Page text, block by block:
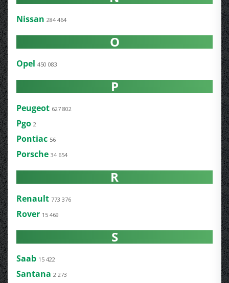
Nissan 284 464
O
Opel 450 083
P
Peugeot 627 802
Pgo 2
Pontiac 56
Porsche 34 654
R
Renault 773 376
Rover 15 469
S
Saab 15 422
Santana 2 273